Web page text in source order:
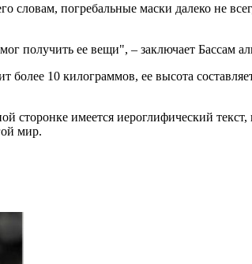
словам, погребальные маски далеко не
получить ее вещи", – заключает Бассам
10 килограммов, ее высота
сторонке имеется иероглифический
мир.